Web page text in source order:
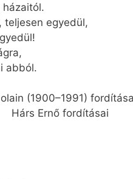
teljesen egyedül,
abból.
fordítása
fordításai